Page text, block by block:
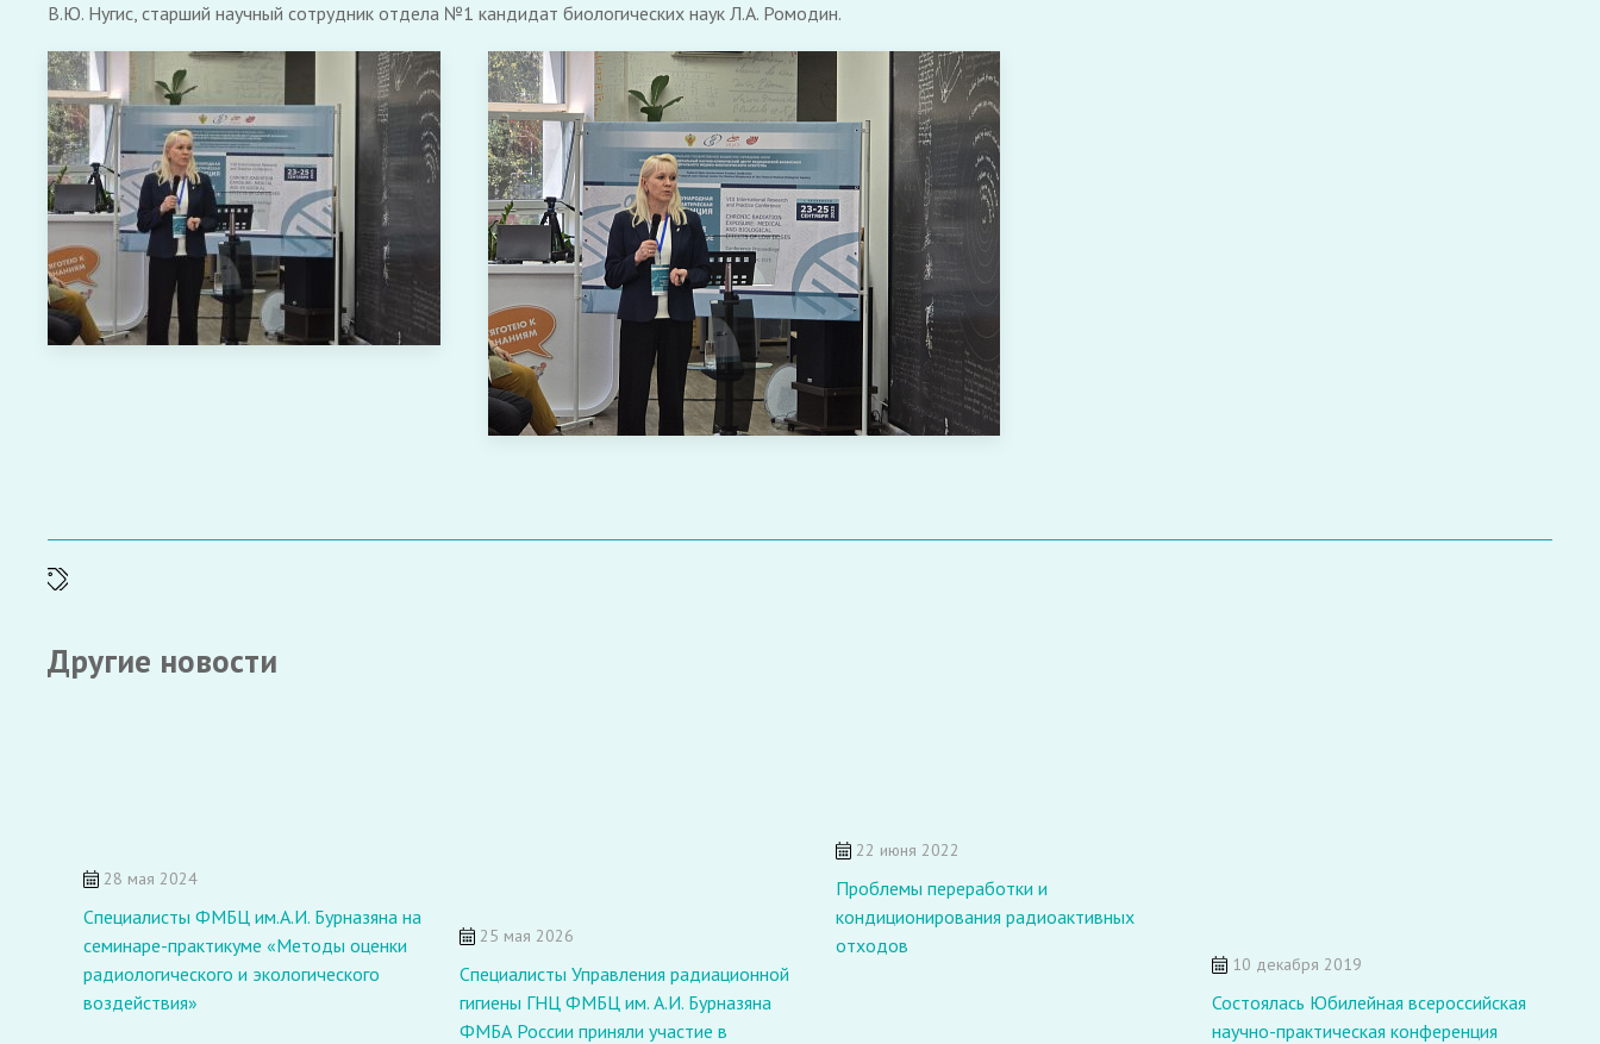
В.Ю. Нугис, старший научный сотрудник отдела №1 кандидат биологических наук Л.А. Ромодин.
Другие новости
28 мая 2024
Специалисты ФМБЦ им.А.И. Бурназяна на
семинаре-практикуме «Методы оценки
радиологического и экологического
воздействия»
25 мая 2026
Специалисты Управления радиационной
гигиены ГНЦ ФМБЦ им. А.И. Бурназяна
ФМБА России приняли участие в
22 июня 2022
Проблемы переработки и
кондиционирования радиоактивных
отходов
10 декабря 2019
Состоялась Юбилейная всероссийская
научно-практическая конференция